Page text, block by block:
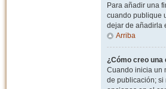
Para añadir una
cuando publique
dejar de añadirla
Arriba
¿Cómo creo una
Cuando inicia un
de publicación; si